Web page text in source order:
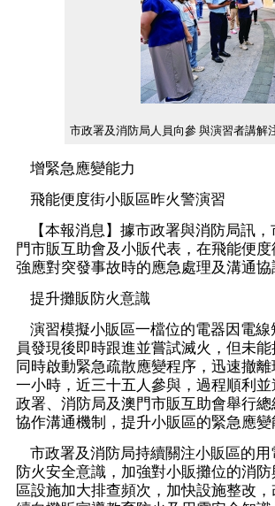
市政署及消防局人員向參 與演習者講解
增緊急應變能力
飛能便度街小販區昨火警演習
【本報消息】據市政署與消防局訊
門市販互助會及小販代表，在飛能便
強應對突發事故時的應急處理及溝通
提升攤販防火意識
演習模擬小販區一檔位的電器因電
員發現後即時跟進並嘗試滅火，但未
同時啟動緊急疏散應變程序，迅速撤
一小時，近三十五人參與，過程順利
政署、消防局及澳門市販互助會舉行
協作溝通機制，提升小販區的緊急應變
市政署及消防局持續關注小販區的
防火安全意識，加強對小販攤位的消
區設施加大排查頻次，加快設施整改